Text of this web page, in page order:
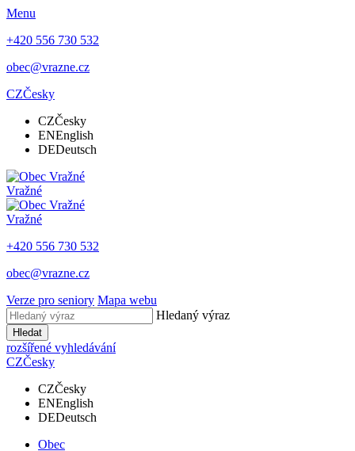
Menu
+420 556 730 532
obec@vrazne.cz
CZČesky
CZČesky
ENEnglish
DEDeutsch
Vražné
Vražné
+420 556 730 532
obec@vrazne.cz
Verze pro seniory Mapa webu
Hledaný výraz
Hledat
rozšířené vyhledávání
CZČesky
CZČesky
ENEnglish
DEDeutsch
Obec